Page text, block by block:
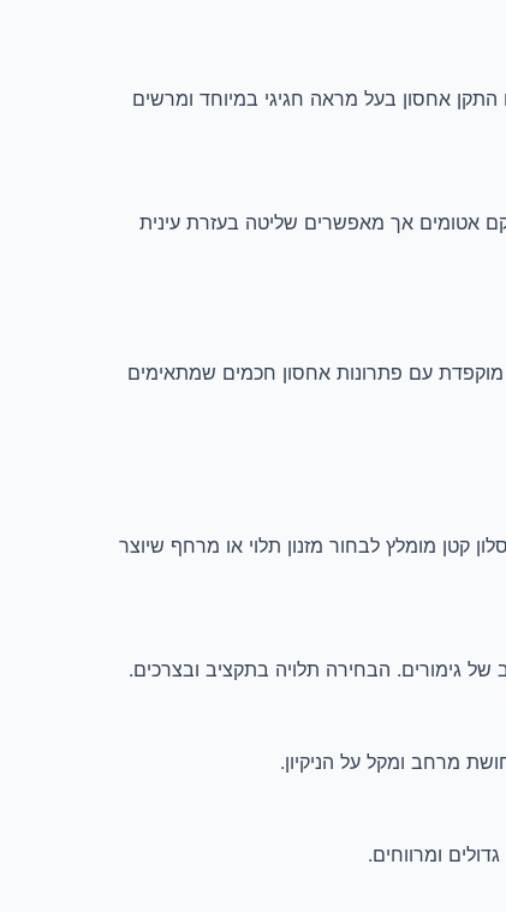
התקן אחסון בעל מראה חגיגי במיוחד ומרשים
אטומים אך מאפשרים שליטה בעזרת עינית
מוקפדת עם פתרונות אחסון חכמים שמתאימים
שהמזנון לא חוסם את המעבר. לסלון קטן מומלץ לבחור מזנון תלוי או מרחף שיוצר
מרחב ומקל על הניקיון.
ומרווחים.